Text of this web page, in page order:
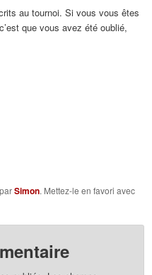
au tournoi. Si vous vous êtes
que vous avez été oublié,
parSimon. Mettez-le en favori avec